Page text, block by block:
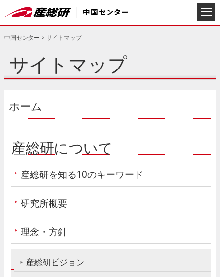
中国センター > サイトマップ
サイトマップ
ホーム
産総研について
産総研を知る10のキーワード
研究所概要
理念・方針
産総研ビジョン